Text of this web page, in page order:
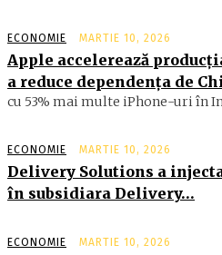
ECONOMIE MARTIE 10, 2026
Apple accelerează
a reduce dependența de
cu 53% mai multe iPhone-uri în
ECONOMIE MARTIE 10, 2026
Delivery Solutions a
în subsidiara Delivery…
ECONOMIE MARTIE 10, 2026